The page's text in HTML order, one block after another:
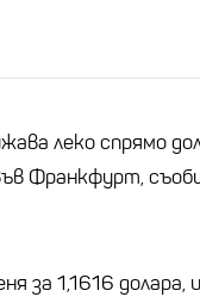
леко спрямо
Франкфурт,
за 1,1616 долара,